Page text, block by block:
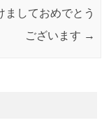
ましておめでとう
ございます →